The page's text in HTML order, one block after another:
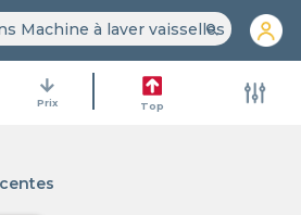
search
arrow_downward
Prix Top